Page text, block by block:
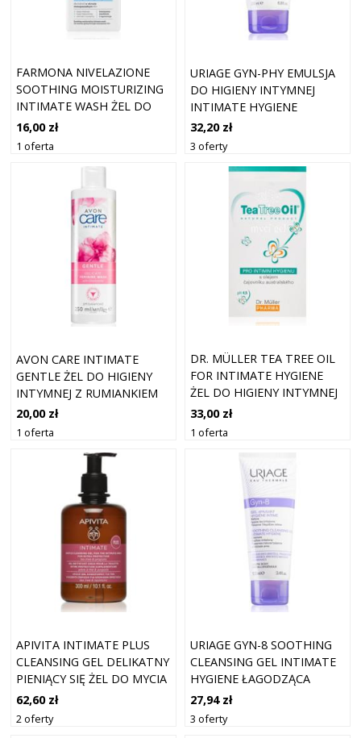
FARMONA NIVELAZIONE
SOOTHING MOISTURIZING
INTIMATE WASH ŻEL DO
HIGIENY INTYMNEJ DO
ZAPEWNIENIA KOMFORTU
16,00 zł
1 oferta
URIAGE GYN-PHY EMULSJA
DO HIGIENY INTYMNEJ
INTIMATE HYGIENE
REFRESHING GEL 200 ML
32,20 zł
3 oferty
AVON CARE INTIMATE
GENTLE ŻEL DO HIGIENY
INTYMNEJ Z RUMIANKIEM
250 ML
20,00 zł
1 oferta
DR. MÜLLER TEA TREE OIL
FOR INTIMATE HYGIENE
ŻEL DO HIGIENY INTYMNEJ
Z EKSTRAKTEM Z DRZEWA
HERBACIANEGO 200 ML
33,00 zł
1 oferta
APIVITA INTIMATE PLUS
CLEANSING GEL DELIKATNY
PIENIĄCY SIĘ ŻEL DO MYCIA
DO HIGIENY INTYMNEJ 300
ML
62,60 zł
2 oferty
URIAGE GYN-8 SOOTHING
CLEANSING GEL INTIMATE
HYGIENE ŁAGODZĄCA
EMULSJA PRZECIW
PODRAŻNIENIOM SKÓRY
100 ML
27,94 zł
3 oferty